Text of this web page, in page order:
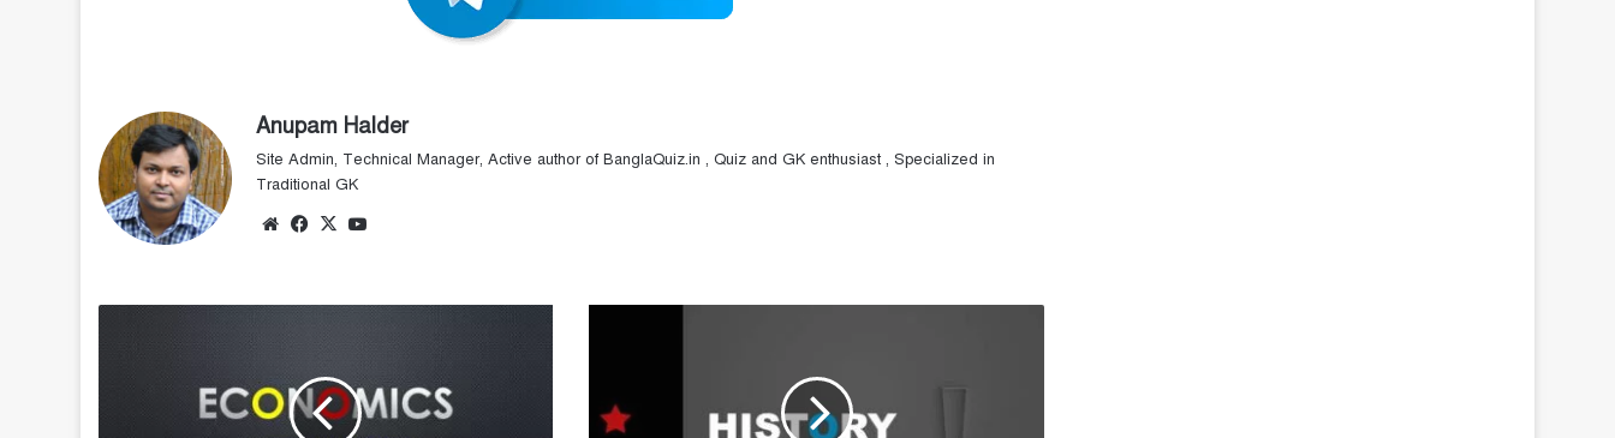
Anupam Halder
Site Admin, Technical Manager, Active author of BanglaQuiz.in , Quiz and GK enthusiast , Specialized in
Traditional GK
WebsiteFacebook
X
অর্থনীতি
১৪